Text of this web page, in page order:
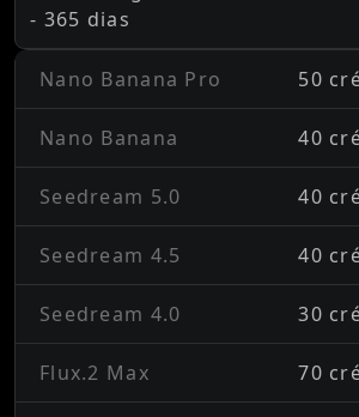
- 365 dias
Nano Banana Pro 50
Nano Banana 40
Seedream 5.0 40
Seedream 4.5 40
Seedream 4.0 30
Flux.2 Max 70